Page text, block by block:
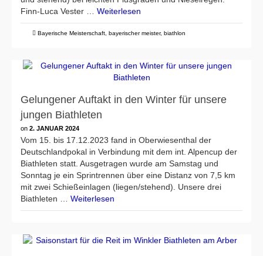
Finn-Luca Vester … Weiterlesen
Bayerische Meisterschaft bayerischer meister, biathlon
Gelungener Auftakt in den Winter für unsere
jungen Biathleten
on 2. JANUAR 2024
Vom 15. bis 17.12.2023 fand in Oberwiesenthal der
Deutschlandpokal in Verbindung mit dem int. Alpencup der
Biathleten statt. Ausgetragen wurde am Samstag und
Sonntag je ein Sprintrennen über eine Distanz von 7,5 km
mit zwei Schießeinlagen (liegen/stehend). Unsere drei
Biathleten … Weiterlesen